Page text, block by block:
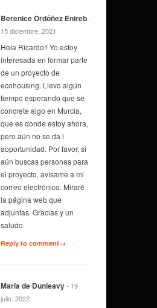
Berenice Ordóñez Enireb-
15 diciembre, 2021
Hola Ricardo!! Yo estoy
interesada en formar parte
de un proyecto de
ecohousing. Llevo algún
tiempo esperando que se
concrete algo en Murcia,
que es donde estoy ahora,
pero aún no se da l
aoportunidad. Por favor, si
aún buscas personas para
el proyecto, avísame a mi
correo electrónico. Miraré
la página web que
adjuntas. Gracias y un
saludo.
Reply to comment→
Maria de Dunleavy- 19
julio, 2022